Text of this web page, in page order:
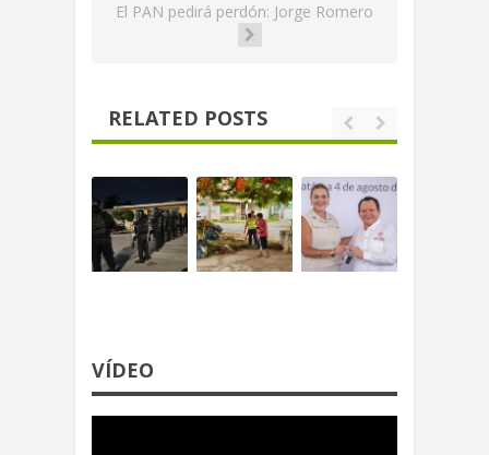
El PAN pedirá perdón: Jorge Romero
RELATED POSTS
VÍDEO